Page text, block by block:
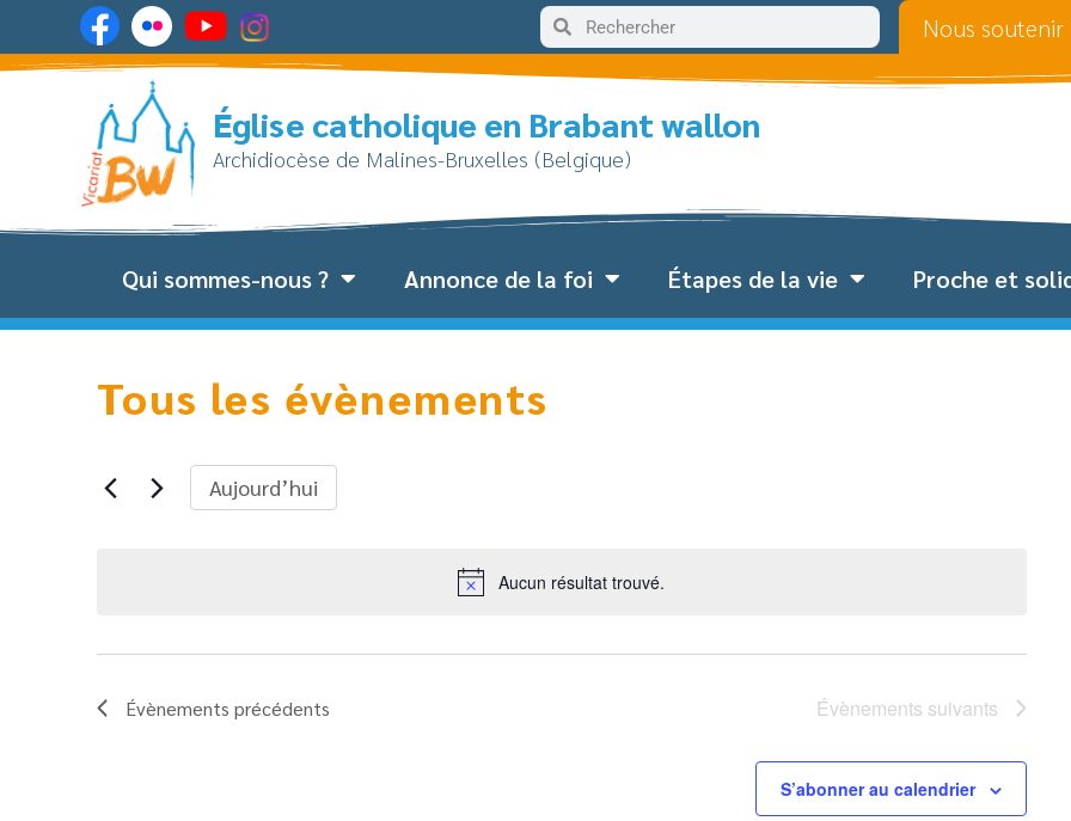
Nous soutenir
Église catholique en Brabant wallon
Archidiocèse de Malines-Bruxelles (Belgique)
Qui sommes-nous ? Annonce de la foi Étapes de la vie Proche et
Tous les évènements
Notice
Aucun résultat trouvé.
Aujourd’hui
Évènements précédents Évènements suivants
S’abonner au calendrier